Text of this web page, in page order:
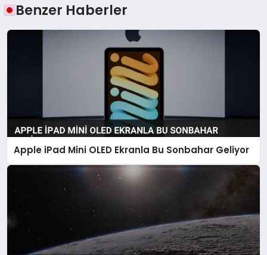
Benzer Haberler
Apple iPad Mini OLED Ekranla Bu Sonbahar Geliyor